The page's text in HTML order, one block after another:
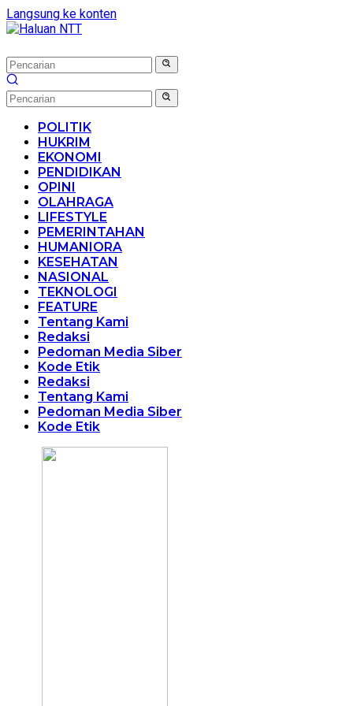
Langsung ke konten
POLITIK
HUKRIM
EKONOMI
PENDIDIKAN
OPINI
OLAHRAGA
LIFESTYLE
PEMERINTAHAN
HUMANIORA
KESEHATAN
NASIONAL
TEKNOLOGI
FEATURE
Tentang Kami
Redaksi
Pedoman Media Siber
Kode Etik
Redaksi
Tentang Kami
Pedoman Media Siber
Kode Etik